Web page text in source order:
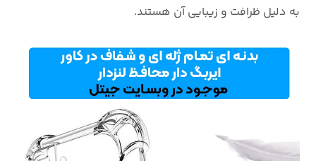
به دلیل ظرافت و زیبایی آن هستند.